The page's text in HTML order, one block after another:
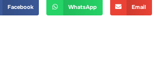
Facebook WhatsApp Email